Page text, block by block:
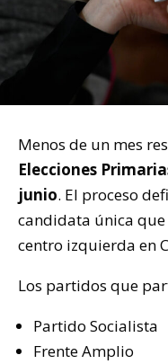
Menos de un mes
Elecciones
junio. El proceso
candidata única
centro izquierda en
Los partidos que
Partido Socialista
Frente Amplio